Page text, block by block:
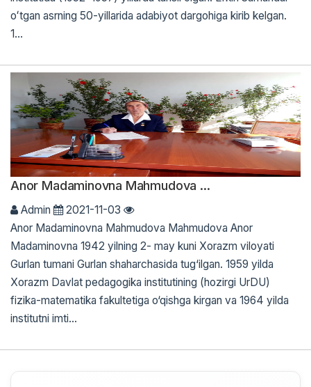
oʻtgan asrning 50-yillarida adabiyot dargohiga kirib kelgan.
1...
Anor Madaminovna Mahmudova ...
Admin
2021-11-03
Anor Madaminovna Mahmudova Mahmudova Anor
Madaminovna 1942 yilning 2- may kuni Xorazm viloyati
Gurlan tumani Gurlan shaharchasida tug‘ilgan. 1959 yilda
Xorazm Davlat pedagogika institutining (hozirgi UrDU)
fizika-matematika fakultetiga o‘qishga kirgan va 1964 yilda
institutni imti...